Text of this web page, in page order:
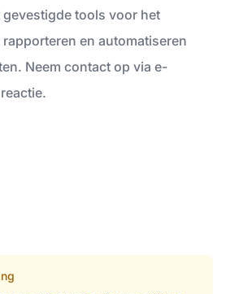
tools voor het
en automatiseren
Neem contact op via e-